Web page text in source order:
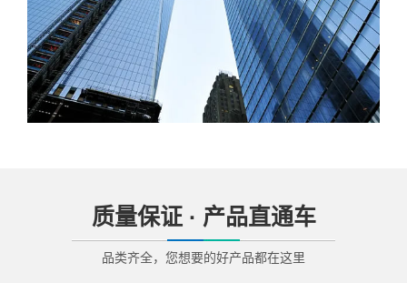
质量保证 · 产品直通车
品类齐全，您想要的好产品都在这里